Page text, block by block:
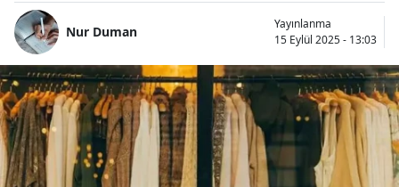
Nur Duman
Yayınlanma
15 Eylül 2025 - 13:03